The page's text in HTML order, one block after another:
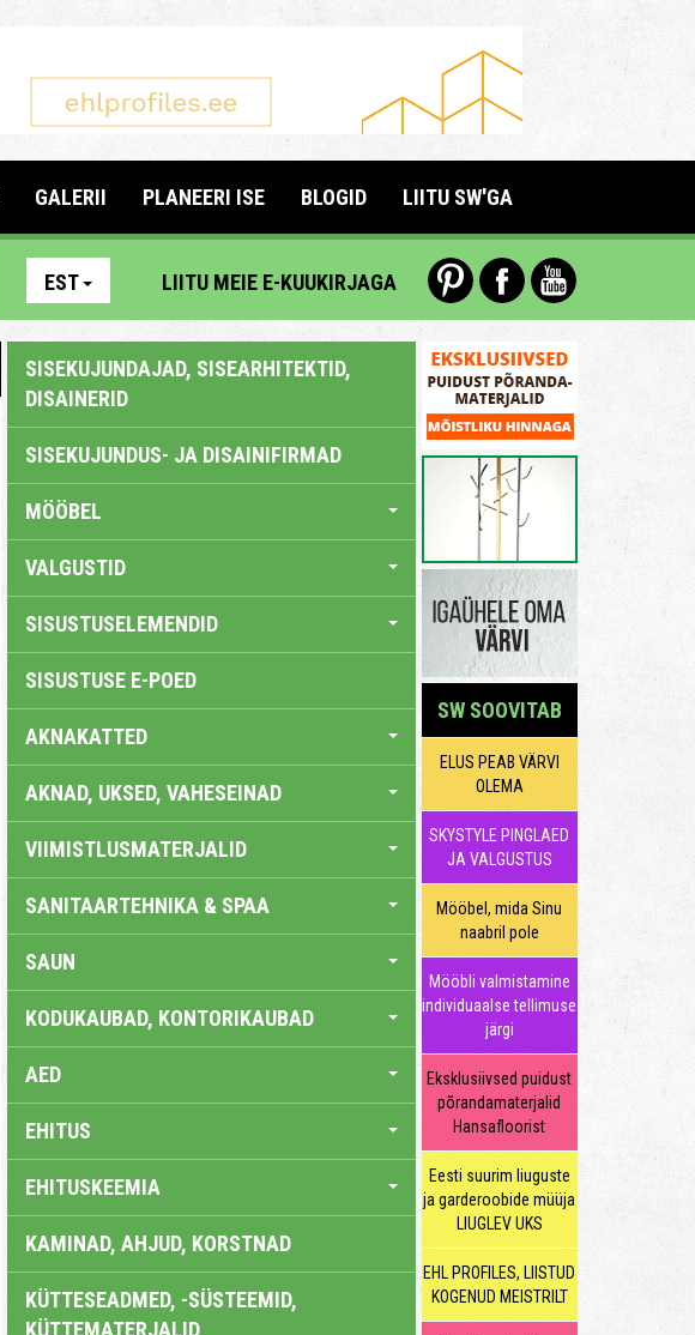
GALERII PLANEERI ISE BLOGID LIITU SW'GA
EST LIITU MEIE E-KUUKIRJAGA
SISEKUJUNDAJAD, SISEARHITEKTID,
DISAINERID
SISEKUJUNDUS- JA DISAINIFIRMAD
MÖÖBEL
VALGUSTID
SISUSTUSELEMENDID
SISUSTUSE E-POED
AKNAKATTED
AKNAD, UKSED, VAHESEINAD
VIIMISTLUSMATERJALID
SANITAARTEHNIKA & SPAA
SAUN
KODUKAUBAD, KONTORIKAUBAD
AED
EHITUS
EHITUSKEEMIA
KAMINAD, AHJUD, KORSTNAD
KÜTTESEADMED, -SÜSTEEMID,
KÜTTEMATERJALID
SW SOOVITAB
ELUS PEAB VÄRVI
OLEMA
SKYSTYLE PINGLAED
JA VALGUSTUS
Mööbel, mida Sinu
naabril pole
Mööbli valmistamine
individuaalse tellimuse
järgi
Eksklusiivsed puidust
põrandamaterjalid
Hansafloorist
Eesti suurim liuguste
ja garderoobide müüja
LIUGLEV UKS
EHL PROFILES, LIISTUD
KOGENUD MEISTRILT